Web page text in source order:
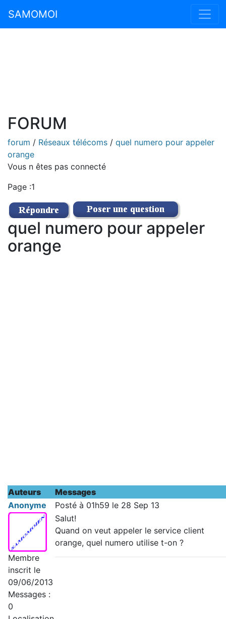
SAMOMOI
FORUM
forum / Réseaux télécoms / quel numero pour appeler
orange
Vous n êtes pas connecté
Page :1
quel numero pour appeler
orange
Auteurs
Messages
Anonyme
Posté à 01h59 le 28 Sep 13
Membre
inscrit le
09/06/2013
Messages :
0
Salut!
Quand on veut appeler le service client
orange, quel numero utilise t-on ?